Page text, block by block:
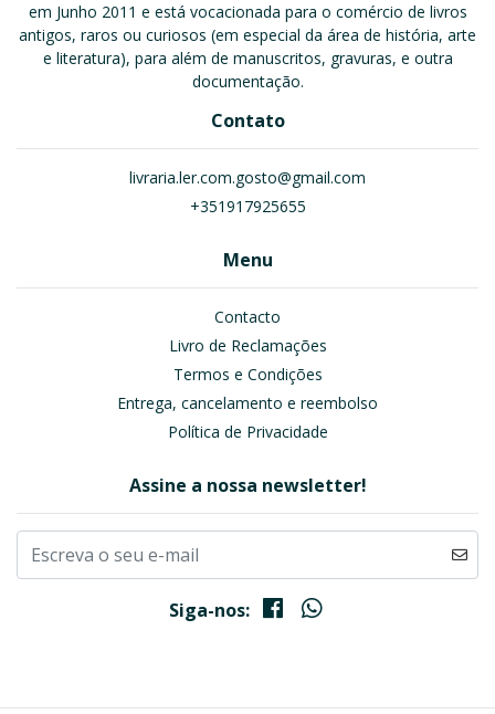
em Junho 2011 e está vocacionada para o comércio de livros
antigos, raros ou curiosos (em especial da área de história, arte
e literatura), para além de manuscritos, gravuras, e outra
documentação.
Contato
livraria.ler.com.gosto@gmail.com
+351917925655
Menu
Contacto
Livro de Reclamações
Termos e Condições
Entrega, cancelamento e reembolso
Política de Privacidade
Assine a nossa newsletter!
Siga-nos: